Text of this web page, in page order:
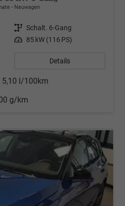
Neuwagen
Getriebe Schalt. 6-Gang
Leistung 85 kW (116 PS)
Details
5,10 l/100km
g/km